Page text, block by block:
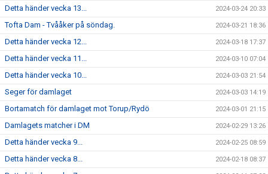
Detta händer vecka 13... 2024-03-24 20:33
Tofta Dam - Tvååker på söndag. 2024-03-21 18:36
Detta händer vecka 12... 2024-03-18 17:37
Detta händer vecka 11... 2024-03-10 07:04
Detta händer vecka 10... 2024-03-03 21:54
Seger för damlaget 2024-03-03 14:19
Bortamatch för damlaget mot Torup/Rydö 2024-03-01 21:15
Damlagets matcher i DM 2024-02-29 13:26
Detta händer vecka 9... 2024-02-25 08:59
Detta händer vecka 8... 2024-02-18 08:37